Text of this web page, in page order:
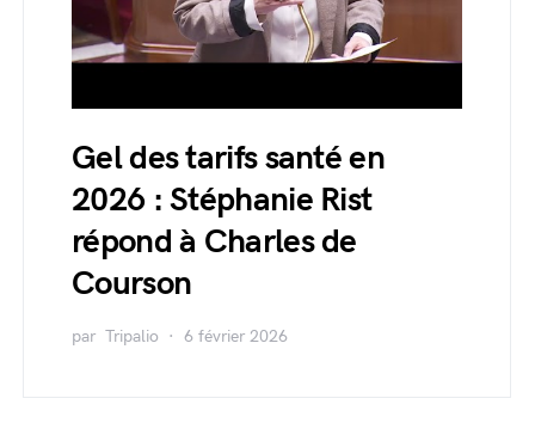
Gel des tarifs santé en
2026 : Stéphanie Rist
répond à Charles de
Courson
par Tripalio 6 février 2026